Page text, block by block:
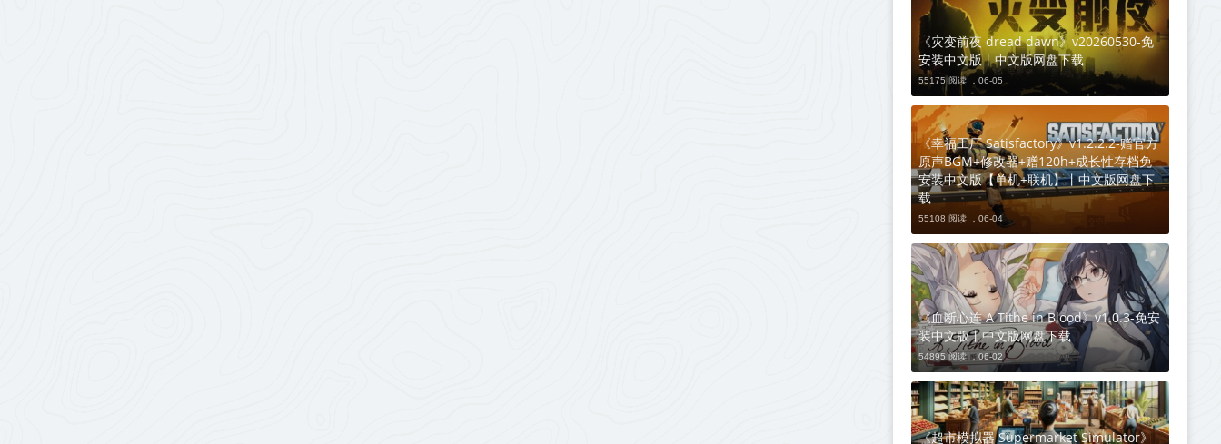
《灾变前夜 dread dawn》v20260530-免
安装中文版丨中文版网盘下载
55175 阅读 ， 06-05
《幸福工厂 Satisfactory》v1.2.2.2-赠官方
原声BGM+修改器+赠120h+成长性存档免
安装中文版【单机+联机】丨中文版网盘下
载
55108 阅读 ， 06-04
《血断心连 A Tithe in Blood》v1.0.3-免安
装中文版丨中文版网盘下载
54895 阅读 ，06-02
《超市模拟器 Supermarket Simulator》